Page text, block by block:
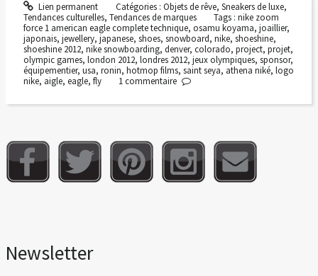
Lien permanent Catégories : Objets de rêve, Sneakers de luxe,
Tendances culturelles, Tendances de marques Tags :nike zoom
force 1 american eagle complete technique, osamu koyama, joaillier,
japonais, jewellery, japanese, shoes, snowboard, nike, shoeshine,
shoeshine 2012, nike snowboarding, denver, colorado, project, projet,
olympic games, london 2012, londres 2012, jeux olympiques, sponsor,
équipementier, usa, ronin, hotmop films, saint seya, athena niké, logo
nike, aigle, eagle, fly 1commentaire
Newsletter